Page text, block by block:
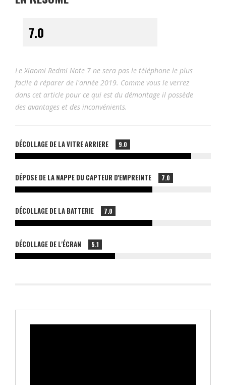
Le Xiaomi Redmi Note 7 ne sera pas le téléphone le plus
facile à réparer de l'année 2019. Comme vous le verrez
dans cet article pour ce qui est du démontage il possède
des avantages et des inconvénients.
DÉCOLLAGE DE LA VITRE ARRIERE 9.0
DÉPOSE DE LA NAPPE DU CAPTEUR D'EMPREINTE 7.0
DÉCOLLAGE DE LA BATTERIE 7.0
DÉCOLLAGE DE L'ÉCRAN 5.1